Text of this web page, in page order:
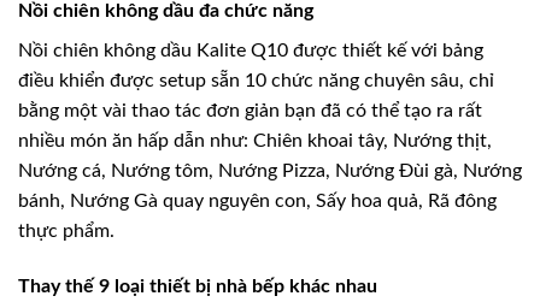
Nồi chiên không dầu đa chức năng
Nồi chiên không dầu Kalite Q10 được thiết kế với bảng
điều khiển được setup sẵn 10 chức năng chuyên sâu, chỉ
bằng một vài thao tác đơn giản bạn đã có thể tạo ra rất
nhiều món ăn hấp dẫn như: Chiên khoai tây, Nướng thịt,
Nướng cá, Nướng tôm, Nướng Pizza, Nướng Đùi gà, Nướng
bánh, Nướng Gà quay nguyên con, Sấy hoa quả, Rã đông
thực phẩm.
Thay thế 9 loại thiết bị nhà bếp khác nhau